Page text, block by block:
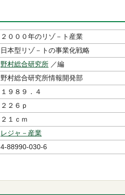
２０００年のリゾ－ト産業
日本型リゾ－トの事業化戦略
野村総合研究所 ／編
野村総合研究所情報開発部
１９８９．４
２２６ｐ
２１ｃｍ
レジャ－産業
4-88990-030-6